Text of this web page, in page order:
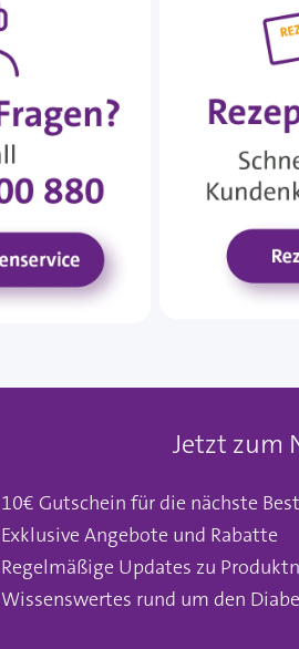
Jetzt zum
10€ Gutschein für die nächste
Exklusive Angebote und Rabatte
Regelmäßige Updates zu
Wissenswertes rund um den